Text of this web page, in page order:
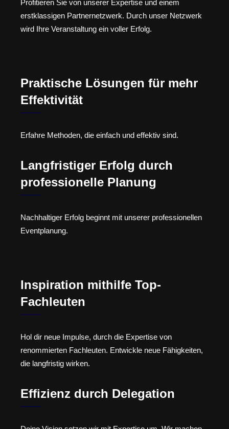
Profitieren Sie von unserer Expertise und einem
erstklassigen Partnernetzwerk. Durch unser Netzwerk
wird Ihre Veranstaltung ein voller Erfolg.
Praktische Lösungen für mehr
Effektivität
Erfahre Methoden, die einfach und effektiv sind.
Langfristiger Erfolg durch
professionelle Planung
Nachhaltiger Erfolg beginnt mit unserer professionellen
Eventplanung.
Inspiration mithilfe Top-
Fachleuten
Hol dir neue Impulse, durch die Expertise von
renommierten Fachleuten. Entwickle neue Fähigkeiten,
die langfristig wirken.
Effizienz durch Delegation